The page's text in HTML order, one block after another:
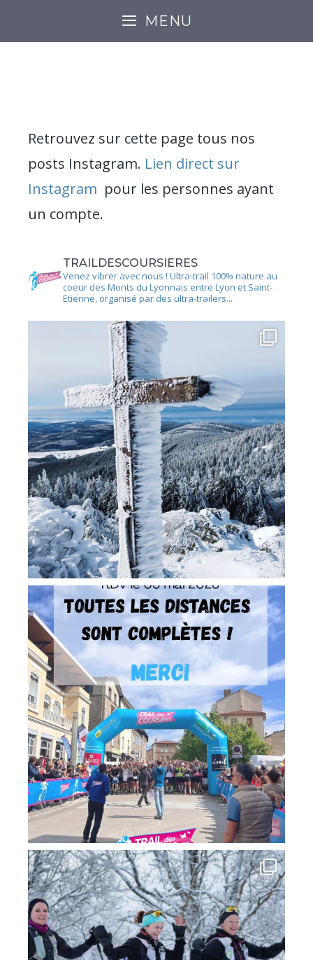
MENU
Retrouvez sur cette page tous nos
posts Instagram. Lien direct sur
Instagram pour les personnes ayant
un compte.
TRAILDESCOURSIERES
Venez vibrer avec nous ! Ultra-trail 100% nature au
coeur des Monts du Lyonnais entre Lyon et Saint-
Etienne, organisé par des ultra-trailers...